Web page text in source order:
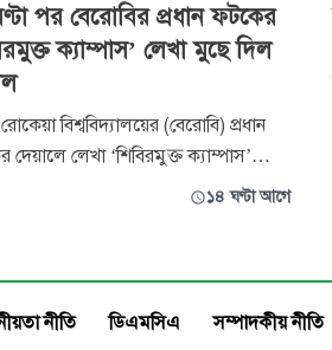
পর বেরোবির প্রধান ফটকের
ক্যাম্পাস’ লেখা মুছে দিল
বিশ্ববিদ্যালয়ের (বেরোবি) প্রধান
দেয়ালে লেখা ‘শিবিরমুক্ত ক্যাম্পাস’
৪৮ ঘণ্টার মাথায় নিজ উদ্যোগে মুছে
অতি-উৎসাহী কয়েকজন শিক্ষার্থীর
দেয়াল লিখনের ঘটনা ঘটেছিল
১৪ ঘণ্টা আগে
নীতি ডিএমসিএ সম্পাদকীয় নীতি